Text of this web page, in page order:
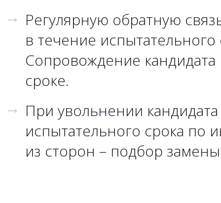
Регулярную обратную
в течение испытательного
Сопровождение
сроке.
При увольнении
испытательного срока по
из сторон – подбор